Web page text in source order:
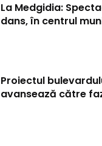
La Medgidia:
dans, în centrul
Proiectul
avansează către